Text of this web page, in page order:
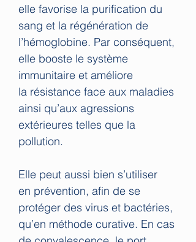
elle favorise la purification du
sang et la régénération de
l’hémoglobine. Par conséquent,
elle booste le système
immunitaire et améliore
la résistance face aux maladies
ainsi qu’aux agressions
extérieures telles que la
pollution.
Elle peut aussi bien s’utiliser
en prévention, afin de se
protéger des virus et bactéries,
qu’en méthode curative. En cas